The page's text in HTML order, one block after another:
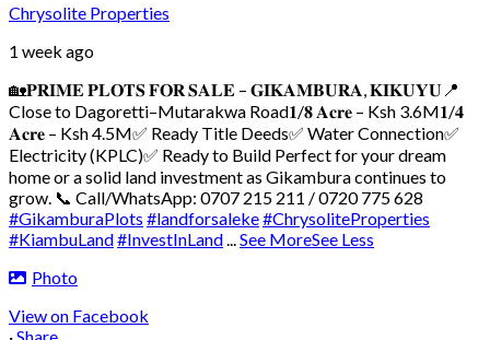
Chrysolite Properties
1 week ago
🏡𝐏𝐑𝐈𝐌𝐄 𝐏𝐋𝐎𝐓𝐒 𝐅𝐎𝐑 𝐒𝐀𝐋𝐄 – 𝐆𝐈𝐊𝐀𝐌𝐁𝐔𝐑𝐀, 𝐊𝐈𝐊𝐔𝐘𝐔 📍
Close to Dagoretti–Mutarakwa Road𝟏/𝟖 𝐀𝐜𝐫𝐞 – Ksh 3.6M𝟏/𝟒
𝐀𝐜𝐫𝐞 – Ksh 4.5M✅ Ready Title Deeds✅ Water Connection✅
Electricity (KPLC)✅ Ready to Build Perfect for your dream
home or a solid land investment as Gikambura continues to
grow. 📞 Call/WhatsApp: 0707 215 211 / 0720 775 628
#GikamburaPlots #landforsaleke#ChrysoliteProperties
#KiambuLand#InvestInLand See MoreSee Less
Photo
View on Facebook
·Share